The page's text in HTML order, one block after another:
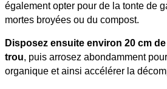
également opter pour de la tonte de
mortes broyées ou du compost.
Disposez ensuite environ 20 cm
trou, puis arrosez abondamment
organique et ainsi accélérer la